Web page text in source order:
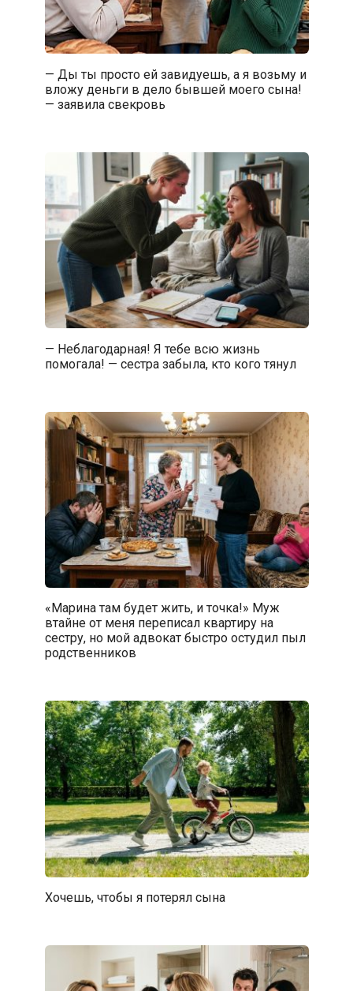
— Ды ты просто ей завидуешь, а я возьму и
вложу деньги в дело бывшей моего сына!
— заявила свекровь
— Неблагодарная! Я тебе всю жизнь
помогала! — сестра забыла, кто кого тянул
«Марина там будет жить, и точка!» Муж
втайне от меня переписал квартиру на
сестру, но мой адвокат быстро остудил пыл
родственников
Хочешь, чтобы я потерял сына